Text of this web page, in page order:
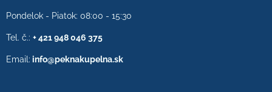
Pondelok - Piatok: 08:00 - 15:30
Tel. č.: + 421 948 046 375
Email: info@peknakupelna.sk